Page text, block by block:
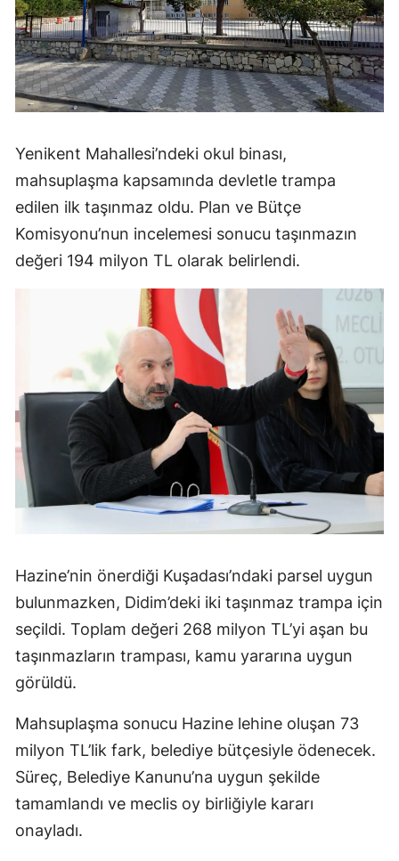
Yenikent Mahallesi’ndeki okul binası,
mahsuplaşma kapsamında devletle trampa
edilen ilk taşınmaz oldu. Plan ve Bütçe
Komisyonu’nun incelemesi sonucu taşınmazın
değeri 194 milyon TL olarak belirlendi.
Hazine’nin önerdiği Kuşadası’ndaki parsel uygun
bulunmazken, Didim’deki iki taşınmaz trampa için
seçildi. Toplam değeri 268 milyon TL’yi aşan bu
taşınmazların trampası, kamu yararına uygun
görüldü.
Mahsuplaşma sonucu Hazine lehine oluşan 73
milyon TL’lik fark, belediye bütçesiyle ödenecek.
Süreç, Belediye Kanunu’na uygun şekilde
tamamlandı ve meclis oy birliğiyle kararı
onayladı.